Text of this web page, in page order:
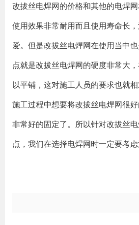
改拔丝电焊网的价格和其他的电焊
使用效果非常耐用而且使用寿命长
爱。但是改拔丝电焊网在使用当中
点就是改拔丝电焊网的硬度非常大
以平铺，这对施工人员的要求也就
施工过程中想要将改拔丝电焊网很
非常好的固定了。所以针对改拔丝
点，我们在选择电焊网时一定要考虑